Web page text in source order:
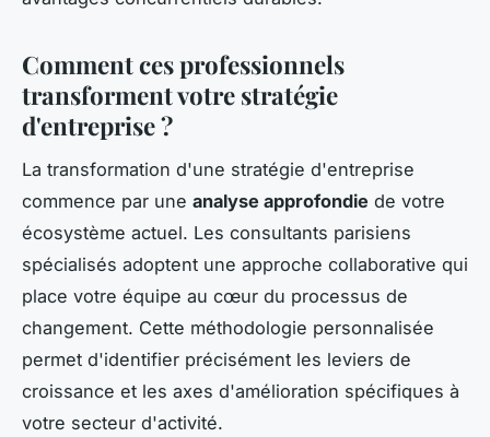
Comment ces professionnels
transforment votre stratégie
d'entreprise ?
La transformation d'une stratégie d'entreprise
commence par une analyse approfondie de votre
écosystème actuel. Les consultants parisiens
spécialisés adoptent une approche collaborative qui
place votre équipe au cœur du processus de
changement. Cette méthodologie personnalisée
permet d'identifier précisément les leviers de
croissance et les axes d'amélioration spécifiques à
votre secteur d'activité.